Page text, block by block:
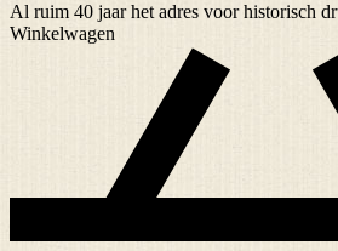
Al ruim 40 jaarhet adres voor historisch
Winkelwagen